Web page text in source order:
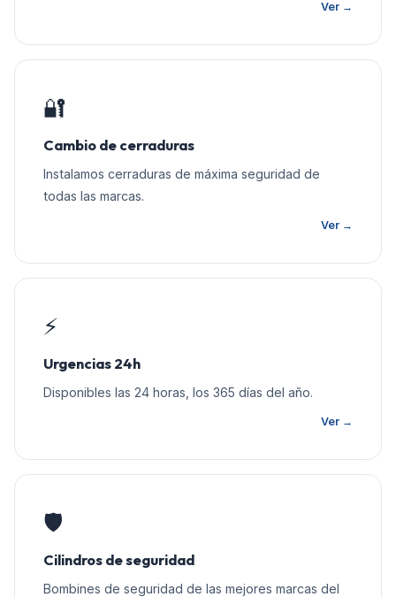
Ver →
🔐
Cambio de cerraduras
Instalamos cerraduras de máxima seguridad de
todas las marcas.
Ver →
⚡
Urgencias 24h
Disponibles las 24 horas, los 365 días del año.
Ver →
🛡️
Cilindros de seguridad
Bombines de seguridad de las mejores marcas del